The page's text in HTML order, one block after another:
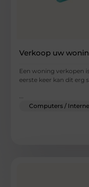
Verkoop uw
Een woning verkopen
eerste keer kan dit erg
Computers /